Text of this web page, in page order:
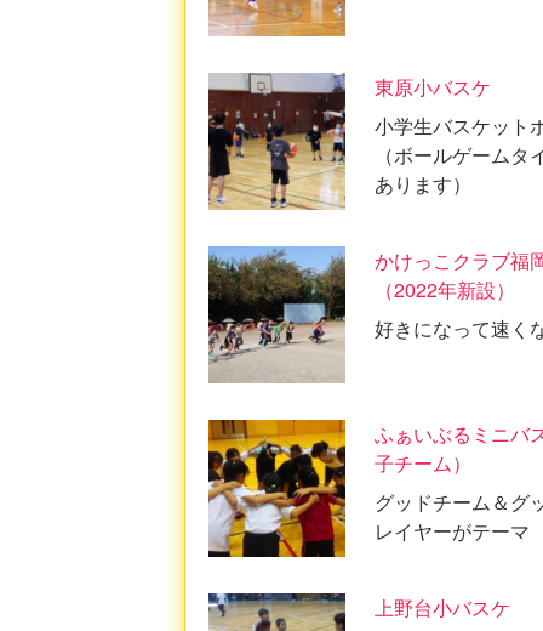
東原小バスケ
小学生バスケット
（ボールゲームタ
あります）
かけっこクラブ福
（2022年新設）
好きになって速く
ふぁいぶるミニバ
子チーム）
グッドチーム＆グ
レイヤーがテーマ
上野台小バスケ